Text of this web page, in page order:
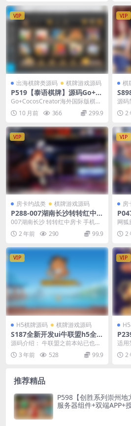
VIP
出海棋牌类源码 棋牌游戏源码
P519【泰语棋牌】源码Go+C
ocosCreator海外国际版棋牌
Go+CocosCreator海外国际版棋牌
源码泰语棋牌源码，泰国语全套棋
牌源码...
10 月前 366 299.9
VIP
棋
城
器
+双
源码
的
不信
2
VIP
房卡约战类 棋牌游戏源码
P288-007湖南长沙转转红中房
卡手机端+服务器端+数据库
+后台
007湖南长沙 转转红中房卡 手机端
+服务器+数据库+后台 管理平台系
统概述 项...
2 年前 290 99.9
VIP
房
据
网狐
端
本，
2
VIP
H5棋牌源码 棋牌游戏源码
S187全新开发ui牛联盟h5全套
完整代码/带文本教程
源码介绍： 牛联盟之前本站已也发
布过了，这一套源码UI有一些变
化，个人觉的更好看...
3 年前 528 99.9
VIP
樱
公
建
适用
花
等。
2
推荐精品
P598【创胜系列崇州
服务器组件+双端APP+